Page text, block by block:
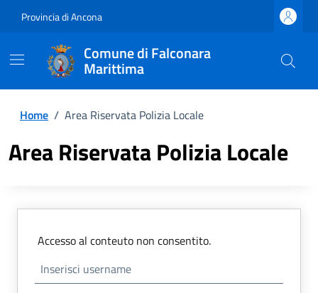
Provincia di Ancona
Comune di Falconara
Marittima
Home / Area Riservata Polizia Locale
Area Riservata Polizia Locale
Accesso al conteuto non consentito.